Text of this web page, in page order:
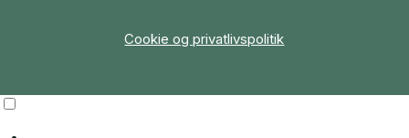
Cookie og privatlivspolitik